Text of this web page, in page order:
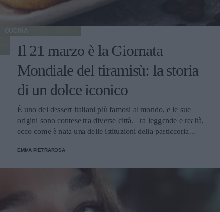
CUCINA
Il 21 marzo è la Giornata
Mondiale del tiramisù: la storia
di un dolce iconico
È uno dei dessert italiani più famosi al mondo, e le sue
origini sono contese tra diverse città. Tra leggende e realtà,
ecco come è nata una delle istituzioni della pasticceria
EMMA PIETRAROSA